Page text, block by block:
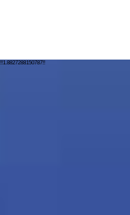
!!1.8827288150787!!